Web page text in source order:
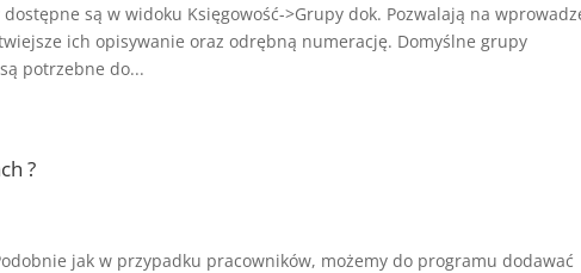
są w widoku Księgowość->Grupy dok. Pozwalają na
ich opisywanie oraz odrębną numerację. Domyślne grupy
potrzebne do...
?
jak w przypadku pracowników, możemy do programu dodawać